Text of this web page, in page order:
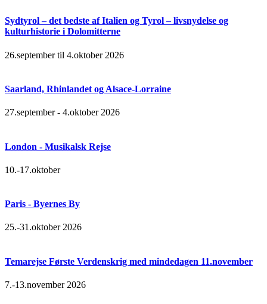
Sydtyrol – det bedste af Italien og Tyrol – livsnydelse og
kulturhistorie i Dolomitterne
26.september til 4.oktober 2026
Saarland, Rhinlandet og Alsace-Lorraine
27.september - 4.oktober 2026
London - Musikalsk Rejse
10.-17.oktober
Paris - Byernes By
25.-31.oktober 2026
Temarejse Første Verdenskrig med mindedagen 11.november
7.-13.november 2026